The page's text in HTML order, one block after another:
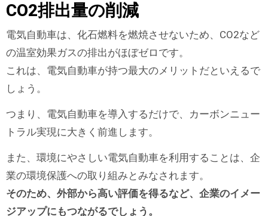
CO2排出量の削減
電気自動車は、化石燃料を燃焼させないため、CO2など
の温室効果ガスの排出がほぼゼロです。
これは、電気自動車が持つ最大のメリットだといえるで
しょう。
つまり、電気自動車を導入するだけで、カーボンニュー
トラル実現に大きく前進します。
また、環境にやさしい電気自動車を利用することは、企
業の環境保護への取り組みとみなされます。
そのため、外部から高い評価を得るなど、企業のイメー
ジアップにもつながるでしょう。